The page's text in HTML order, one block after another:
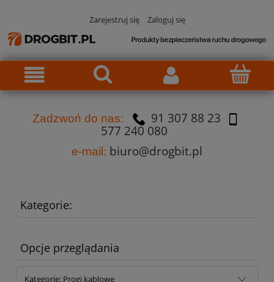
Zarejestruj się Zaloguj się
Zadzwoń do nas:
91 307 88 23
577 240 080
e-mail: biuro@drogbit.pl
Kategorie:
Opcje przeglądania
Kategorie: Progi kablowe